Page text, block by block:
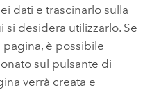
dati e trascinarlo sulla
desidera utilizzarlo. Se
pagina, è possibile
sul pulsante di
verrà creata e